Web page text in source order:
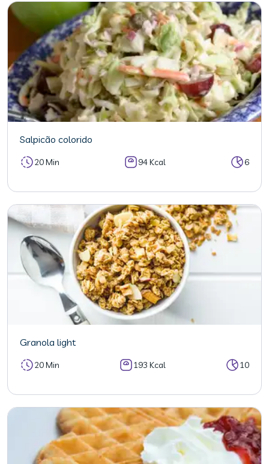
Salpicão colorido
20 Min 94 Kcal 6
Granola light
20 Min 193 Kcal 10